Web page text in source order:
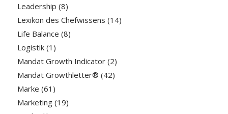
Leadership (8)
Lexikon des Chefwissens (14)
Life Balance (8)
Logistik(1)
Mandat Growth Indicator(2)
Mandat Growthletter® (42)
Marke (61)
Marketing(19)